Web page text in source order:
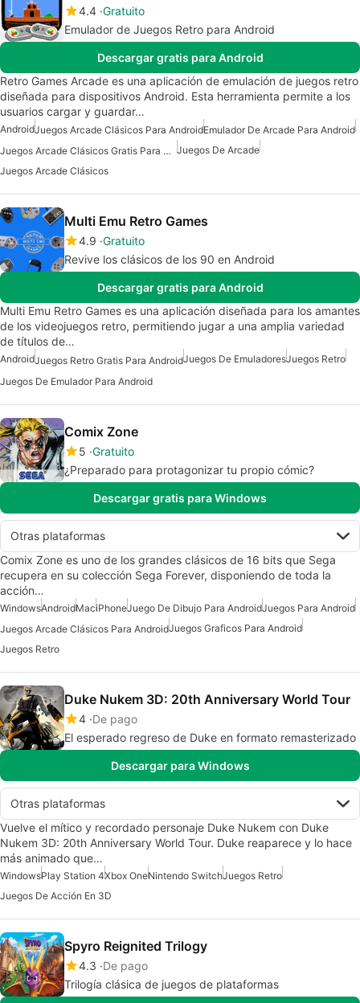
4.4 Gratuito
Emulador de Juegos Retro para Android
Descargar gratis para Android
Retro Games Arcade es una aplicación de emulación de juegos retro
diseñada para dispositivos Android. Esta herramienta permite a los
usuarios cargar y guardar…
AndroidJuegos Arcade Clásicos Para AndroidEmulador De Arcade Para Android
Juegos Arcade Clásicos Gratis Para Android Juegos De Arcade
Juegos Arcade Clásicos
Multi Emu Retro Games
4.9 Gratuito
Revive los clásicos de los 90 en Android
Descargar gratis para Android
Multi Emu Retro Games es una aplicación diseñada para los amantes
de los videojuegos retro, permitiendo jugar a una amplia variedad
de títulos de…
AndroidJuegos Retro Gratis Para AndroidJuegos De EmuladoresJuegos Retro
Juegos De Emulador Para Android
Comix Zone
5 Gratuito
¿Preparado para protagonizar tu propio cómic?
Descargar gratis para Windows
Otras plataformas
Comix Zone es uno de los grandes clásicos de 16 bits que Sega
recupera en su colección Sega Forever, disponiendo de toda la
acción…
WindowsAndroidMaciPhoneJuego De Dibujo Para AndroidJuegos Para Android
Juegos Arcade Clásicos Para AndroidJuegos Graficos Para Android
Juegos Retro
Duke Nukem 3D: 20th Anniversary World Tour
4 De pago
El esperado regreso de Duke en formato remasterizado
Descargar para Windows
Otras plataformas
Vuelve el mítico y recordado personaje Duke Nukem con Duke
Nukem 3D: 20th Anniversary World Tour. Duke reaparece y lo hace
más animado que…
WindowsPlay Station 4Xbox OneNintendo SwitchJuegos Retro
Juegos De Acción En 3D
Spyro Reignited Trilogy
4.3 De pago
Trilogía clásica de juegos de plataformas